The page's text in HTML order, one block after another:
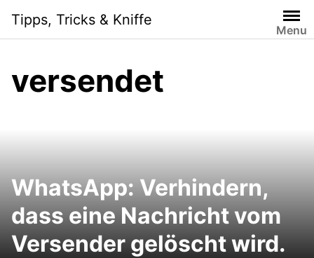
content
Tipps, Tricks & Kniffe
Menu
versendet
WhatsApp: Verhindern,
dass eine Nachricht vom
Versender gelöscht wird.